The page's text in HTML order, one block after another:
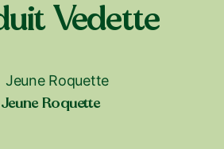
Vedette
Jeune Roquette